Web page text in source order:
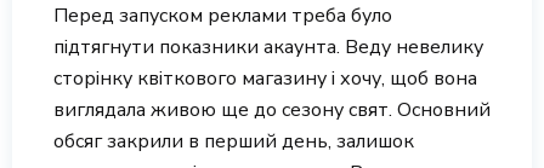
Перед запуском реклами треба було
підтягнути показники акаунта. Веду невелику
сторінку квіткового магазину і хочу, щоб вона
виглядала живою ще до сезону свят. Основний
обсяг закрили в перший день, залишок